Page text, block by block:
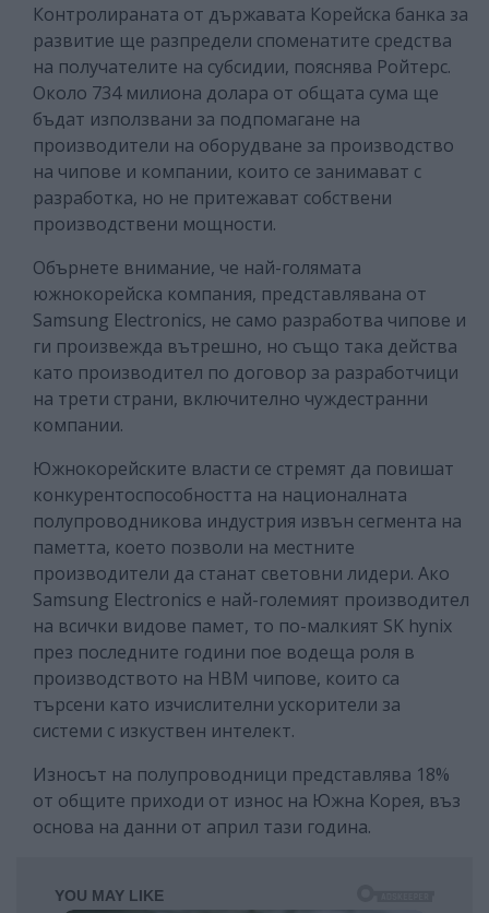
Контролираната от държавата Корейска банка за
развитие ще разпредели споменатите средства
на получателите на субсидии, пояснява Ройтерс.
Около 734 милиона долара от общата сума ще
бъдат използвани за подпомагане на
производители на оборудване за производство
на чипове и компании, които се занимават с
разработка, но не притежават собствени
производствени мощности.
Обърнете внимание, че най-голямата
южнокорейска компания, представлявана от
Samsung Electronics, не само разработва чипове и
ги произвежда вътрешно, но също така действа
като производител по договор за разработчици
на трети страни, включително чуждестранни
компании.
Южнокорейските власти се стремят да повишат
конкурентоспособността на националната
полупроводникова индустрия извън сегмента на
паметта, което позволи на местните
производители да станат световни лидери. Ако
Samsung Electronics е най-големият производител
на всички видове памет, то по-малкият SK hynix
през последните години пое водеща роля в
производството на HBM чипове, които са
търсени като изчислителни ускорители за
системи с изкуствен интелект.
Износът на полупроводници представлява 18%
от общите приходи от износ на Южна Корея, въз
основа на данни от април тази година.